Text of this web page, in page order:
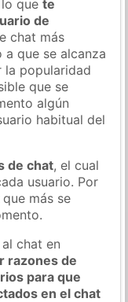
lo quete
de
chat más
que se alcanza
la popularidad
que se
algún
habitual del
de chat, el cual
usuario. Por
más se
chat en
razones de
para que
en el chat